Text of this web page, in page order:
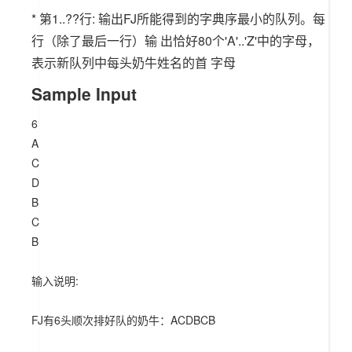
* 第1..??行: 输出FJ所能得到的字典序最小的队列。每
行（除了最后一行）输 出恰好80个'A'..'Z'中的字母，
表示新队列中每头奶牛姓名的首 字母
Sample Input
6
A
C
D
B
C
B
输入说明:
FJ有6头顺次排好队的奶牛：ACDBCB